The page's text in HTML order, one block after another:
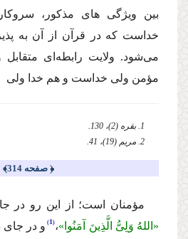
بین ویژگى هاى مذكور،
خداست كه در قرآن از آن به
مى‌شود. ولایت رابطه‌اى
مؤمن ولى خداست و هم خدا ولى
1. بقره (2)، 130.
2. مریم (19)، 41.
﴿ صفحه 314﴾
مؤمنان است؛ از این رو در
«اللهُ وَلِىُّ الَّذِینَ آمَنُوا»، 1
و در